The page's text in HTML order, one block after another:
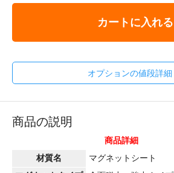
カートに入れる
オプションの値段詳細
商品の説明
商品詳細
材質名
マグネットシート